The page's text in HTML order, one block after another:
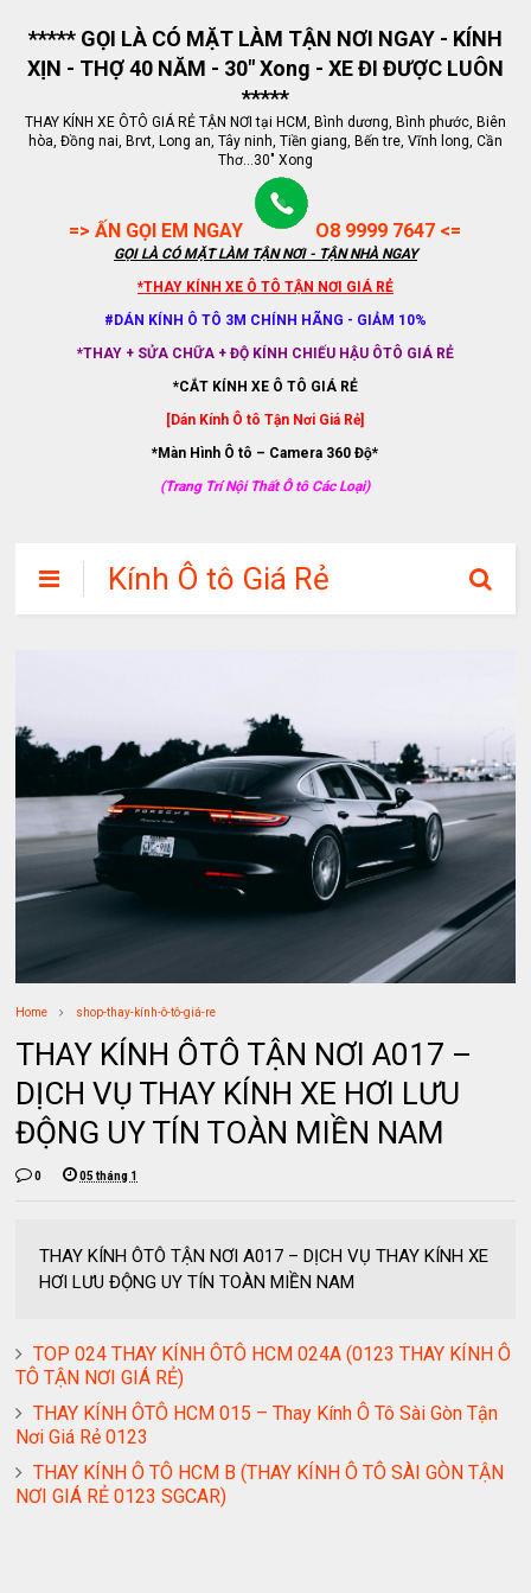
***** GỌI LÀ CÓ MẶT LÀM TẬN NƠI NGAY - KÍNH
XỊN - THỢ 40 NĂM - 30" Xong - XE ĐI ĐƯỢC LUÔN
*****
THAY KÍNH XE ÔTÔ GIÁ RẺ TẬN NƠI tại HCM, Bình dương, Bình phước, Biên
hòa, Đồng nai, Brvt, Long an, Tây ninh, Tiền giang, Bến tre, Vĩnh long, Cần
Thơ...30" Xong
=> ẤN GỌI EM NGAY O8 9999 7647 <=
GỌI LÀ CÓ MẶT LÀM TẬN NƠI - TẬN NHÀ NGAY
*THAY KÍNH XE Ô TÔ TẬN NƠI GIÁ RẺ
#DÁN KÍNH Ô TÔ 3M CHÍNH HÃNG - GIẢM 10%
*THAY + SỬA CHỮA + ĐỘ KÍNH CHIẾU HẬU ÔTÔ GIÁ RẺ
*CẮT KÍNH XE Ô TÔ GIÁ RẺ
[Dán Kính Ô tô Tận Nơi Giá Rẻ]
*Màn Hình Ô tô – Camera 360 Độ*
(Trang Trí Nội Thất Ô tô Các Loại)
Kính Ô tô Giá Rẻ
Home shop-thay-kính-ô-tô-giá-re
THAY KÍNH ÔTÔ TẬN NƠI A017 –
DỊCH VỤ THAY KÍNH XE HƠI LƯU
ĐỘNG UY TÍN TOÀN MIỀN NAM
0 05 tháng 1
THAY KÍNH ÔTÔ TẬN NƠI A017 – DỊCH VỤ THAY KÍNH XE
HƠI LƯU ĐỘNG UY TÍN TOÀN MIỀN NAM
TOP 024 THAY KÍNH ÔTÔ HCM 024A (0123 THAY KÍNH Ô
TÔ TẬN NƠI GIÁ RẺ)
THAY KÍNH ÔTÔ HCM 015 – Thay Kính Ô Tô Sài Gòn Tận
Nơi Giá Rẻ 0123
THAY KÍNH Ô TÔ HCM B (THAY KÍNH Ô TÔ SÀI GÒN TẬN
NƠI GIÁ RẺ 0123 SGCAR)